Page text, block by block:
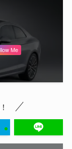
Me